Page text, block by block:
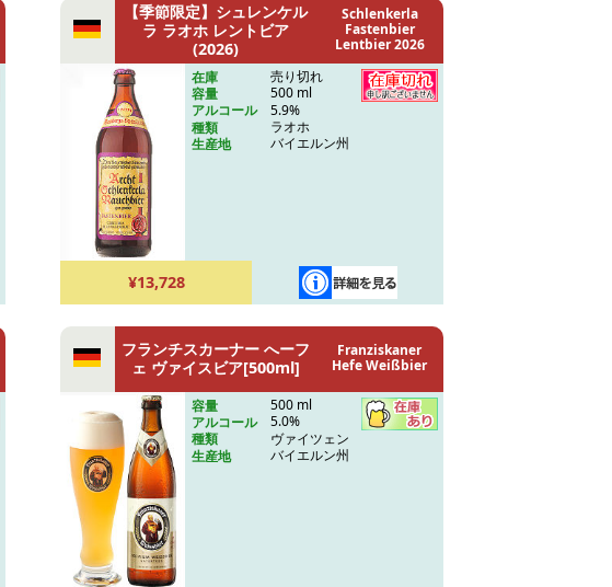
【季節限定】シュレンケル
ラ ラオホ レントビア
(2026)
Schlenkerla
Fastenbier
Lentbier 2026
在庫
売り切れ
容量
500 ml
アルコール
5.9%
種類
ラオホ
生産地
バイエルン州
¥13,728
フランチスカーナー へーフ
ェ ヴァイスビア[500ml]
Franziskaner
Hefe Weißbier
容量
500 ml
アルコール
5.0%
種類
ヴァイツェン
生産地
バイエルン州